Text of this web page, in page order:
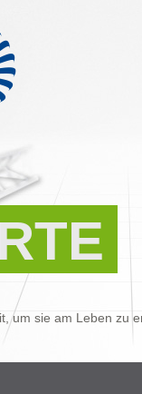
um sie am Leben